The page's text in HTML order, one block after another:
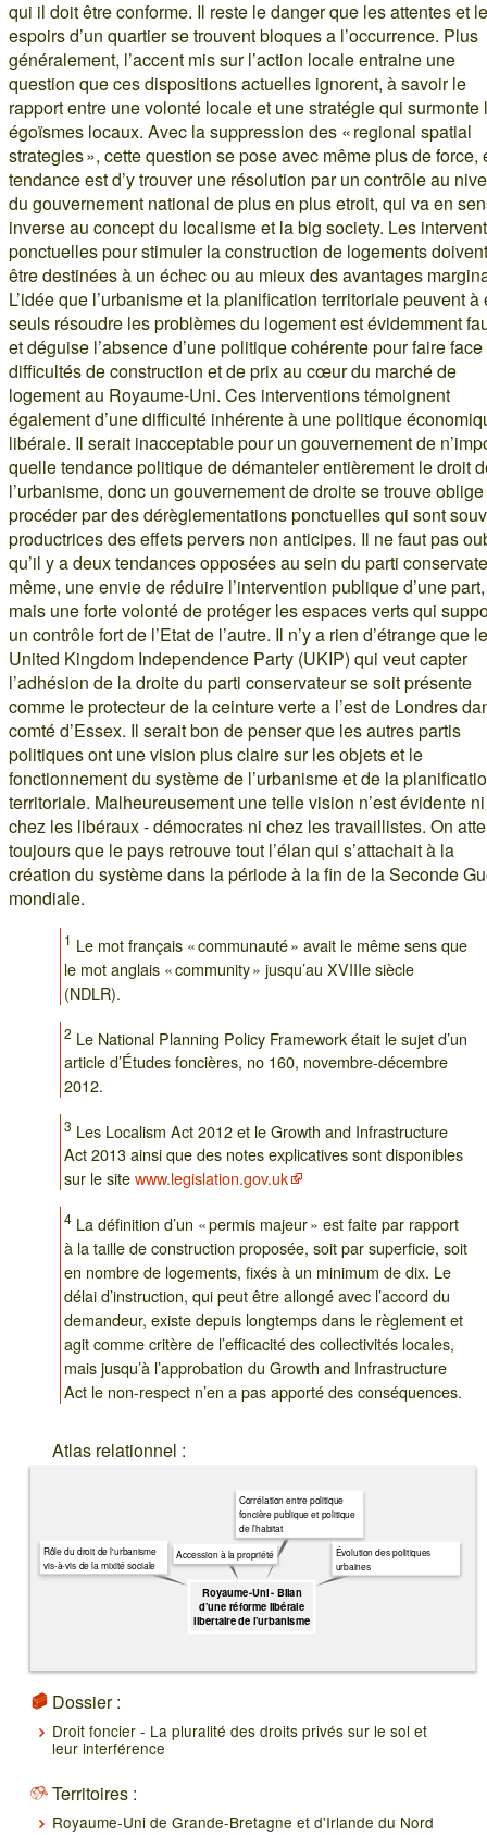
qui il doit être conforme. Il reste le danger que les attentes et
espoirs d’un quartier se trouvent bloques a l’occurrence. Plus
généralement, l’accent mis sur l’action locale entraine une
question que ces dispositions actuelles ignorent, à savoir le
rapport entre une volonté locale et une stratégie qui surmonte
égoïsmes locaux. Avec la suppression des « regional spatial
strategies », cette question se pose avec même plus de force,
tendance est d’y trouver une résolution par un contrôle au
du gouvernement national de plus en plus etroit, qui va en
inverse au concept du localisme et la big society. Les
ponctuelles pour stimuler la construction de logements doivent
être destinées à un échec ou au mieux des avantages
L’idée que l’urbanisme et la planification territoriale peuvent à
seuls résoudre les problèmes du logement est évidemment
et déguise l’absence d’une politique cohérente pour faire
difficultés de construction et de prix au cœur du marché de
logement au Royaume-Uni. Ces interventions témoignent
également d’une difficulté inhérente à une politique
libérale. Il serait inacceptable pour un gouvernement de
quelle tendance politique de démanteler entièrement le droit
l’urbanisme, donc un gouvernement de droite se trouve
procéder par des dérèglementations ponctuelles qui sont
productrices des effets pervers non anticipes. Il ne faut pas
qu’il y a deux tendances opposées au sein du parti
même, une envie de réduire l’intervention publique d’une part,
mais une forte volonté de protéger les espaces verts qui
un contrôle fort de l’Etat de l’autre. Il n’y a rien d’étrange que le
United Kingdom Independence Party (UKIP) qui veut capter
l’adhésion de la droite du parti conservateur se soit présente
comme le protecteur de la ceinture verte a l’est de Londres
comté d’Essex. Il serait bon de penser que les autres partis
politiques ont une vision plus claire sur les objets et le
fonctionnement du système de l’urbanisme et de la
territoriale. Malheureusement une telle vision n’est évidente ni
chez les libéraux - démocrates ni chez les travaillistes. On
toujours que le pays retrouve tout l’élan qui s’attachait à la
création du système dans la période à la fin de la Seconde
mondiale.
1 Le mot français « communauté » avait le même sens que
le mot anglais « community » jusqu’au XVIIIe siècle
(NDLR).
2 Le National Planning Policy Framework était le sujet d’un
article d’Études foncières, no 160, novembre-décembre
2012.
3 Les Localism Act 2012 et le Growth and Infrastructure
Act 2013 ainsi que des notes explicatives sont disponibles
sur le sitewww.legislation.gov.uk
4 La définition d’un « permis majeur » est faite par rapport
à la taille de construction proposée, soit par superficie, soit
en nombre de logements, fixés à un minimum de dix. Le
délai d’instruction, qui peut être allongé avec l’accord du
demandeur, existe depuis longtemps dans le règlement et
agit comme critère de l’efficacité des collectivités locales,
mais jusqu’à l’approbation du Growth and Infrastructure
Act le non-respect n’en a pas apporté des conséquences.
Atlas relationnel :
Royaume-Uni - Bilan
d’une réforme libérale
libertaire de l’urbanisme
Évolution des politiques
urbaines
Corrélation entre politique
foncière publique et politique
de l’habitat
Accession à la propriété
Rôle du droit de l'urbanisme
vis-à-vis de la mixité sociale
Dossier :
Droit foncier - La pluralité des droits privés sur le sol et
leur interférence
Territoires :
Royaume-Uni de Grande-Bretagne et d'Irlande du Nord